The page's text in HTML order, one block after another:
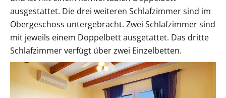
ausgestattet. Die drei weiteren Schlafzimmer sind im
Obergeschoss untergebracht. Zwei Schlafzimmer sind
mit jeweils einem Doppelbett ausgetattet. Das dritte
Schlafzimmer verfügt über zwei Einzelbetten.